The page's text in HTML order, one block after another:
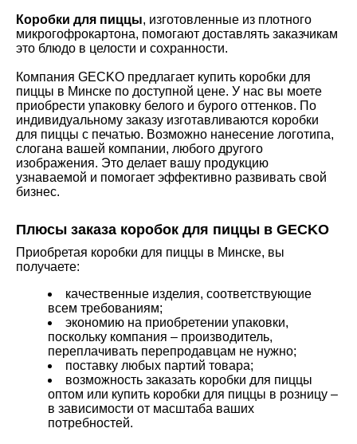
Коробки для пиццы, изготовленные из плотного
микрогофрокартона, помогают доставлять заказчикам
это блюдо в целости и сохранности.
Компания GECKO предлагает купить коробки для
пиццы в Минске по доступной цене. У нас вы моете
приобрести упаковку белого и бурого оттенков. По
индивидуальному заказу изготавливаются коробки
для пиццы с печатью. Возможно нанесение логотипа,
слогана вашей компании, любого другого
изображения. Это делает вашу продукцию
узнаваемой и помогает эффективно развивать свой
бизнес.
Плюсы заказа коробок для пиццы в GECKO
Приобретая коробки для пиццы в Минске, вы
получаете:
качественные изделия, соответствующие
всем требованиям;
экономию на приобретении упаковки,
поскольку компания – производитель,
переплачивать перепродавцам не нужно;
поставку любых партий товара;
возможность заказать коробки для пиццы
оптом или купить коробки для пиццы в розницу –
в зависимости от масштаба ваших
потребностей.